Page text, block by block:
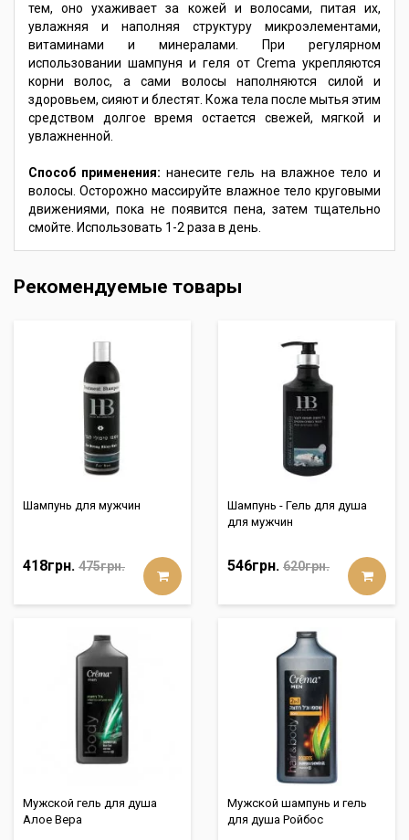
тем, оно ухаживает за кожей и волосами, питая их,
увлажняя и наполняя структуру микроэлементами,
витаминами и минералами. При регулярном
использовании шампуня и геля от Crema укрепляются
корни волос, а сами волосы наполняются силой и
здоровьем, сияют и блестят. Кожа тела после мытья этим
средством долгое время остается свежей, мягкой и
увлажненной.
Способ применения: нанесите гель на влажное тело и
волосы. Осторожно массируйте влажное тело круговыми
движениями, пока не появится пена, затем тщательно
смойте. Использовать 1-2 раза в день.
Рекомендуемые товары
Шампунь для мужчин
418грн. 475грн.
Шампунь - Гель для душа
для мужчин
546грн. 620грн.
Мужской гель для душа
Алое Вера
Мужской шампунь и гель
для душа Ройбос